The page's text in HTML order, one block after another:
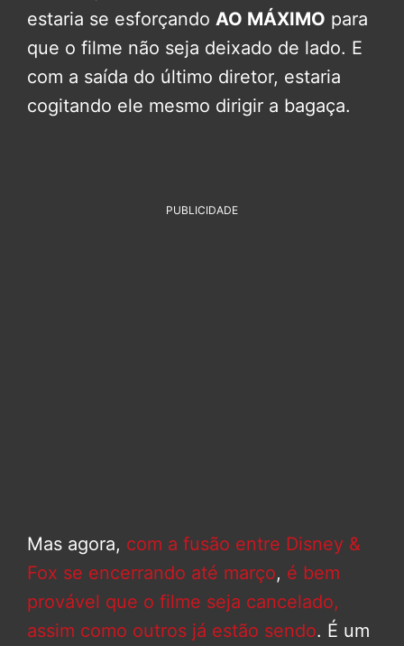
estaria se esforçando AO MÁXIMO para
que o filme não seja deixado de lado. E
com a saída do último diretor, estaria
cogitando ele mesmo dirigir a bagaça.
PUBLICIDADE
Mas agora, com a fusão entre Disney &
Fox se encerrando até março, é bem
provável que o filme seja cancelado,
assim como outros já estão sendo. É um